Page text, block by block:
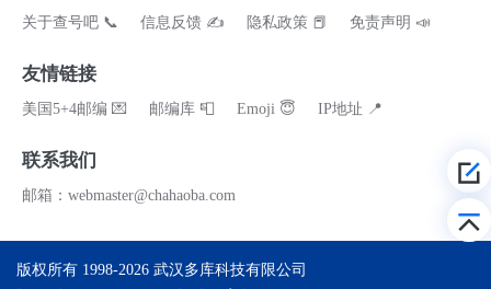
关于查号吧 📞 信息反馈 ✍ 隐私政策 📕 免责声明 📣
友情链接
美国5+4邮编 💌 邮编库 📮 Emoji 😇 IP地址 📍
联系我们
邮箱：webmaster@chahaoba.com
版权所有 1998-2026 武汉多库科技有限公司